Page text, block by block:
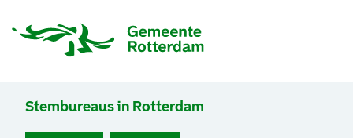
Stembureaus in Rotterdam